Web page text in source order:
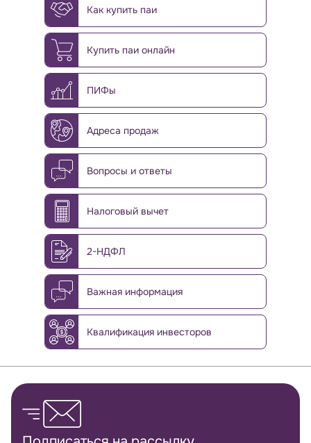
Как купить паи
Купить паи онлайн
ПИФы
Адреса продаж
Вопросы и ответы
Налоговый вычет
2-НДФЛ
Важная информация
Квалификация инвесторов
Обратная связь